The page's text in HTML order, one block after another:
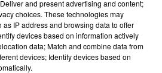
2026
et Didi B dévoilent le single le plus
de l’année
and present advertising and content;
choices. These technologies may
IP address and browsing data to offer
devices based on information actively
data; Match and combine data from
devices; Identify devices based on